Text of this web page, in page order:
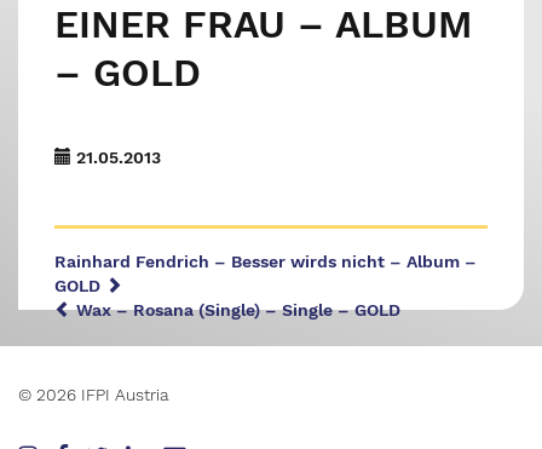
EINER FRAU – ALBUM
– GOLD
21.05.2013
Rainhard Fendrich – Besser wirds nicht – Album –
GOLD
Wax – Rosana (Single) – Single – GOLD
© 2026 IFPI Austria